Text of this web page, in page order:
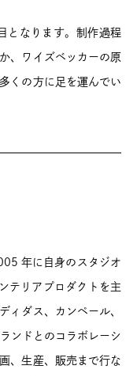
となります。制作過程
、ワイズベッカーの原
くの方に足を運んでい
年に自身のスタジオ
テリアプロダクトを主
ィダス、カンペール、
ンドとのコラボレーシ
、生産、販売まで行な